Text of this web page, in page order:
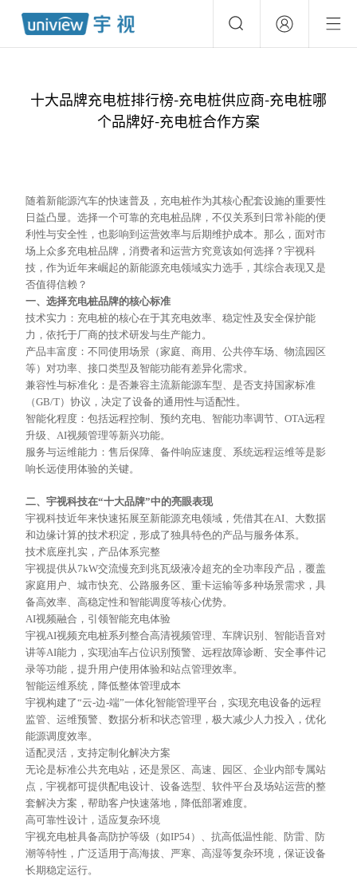
十大品牌充电桩排行榜-充电桩供应商-充电桩哪
个品牌好-充电桩合作方案
随着新能源汽车的快速普及，充电桩作为其核心配套设施的重要性
日益凸显。选择一个可靠的充电桩品牌，不仅关系到日常补能的便
利性与安全性，也影响到运营效率与后期维护成本。那么，面对市
场上众多充电桩品牌，消费者和运营方究竟该如何选择？宇视科
技，作为近年来崛起的新能源充电领域实力选手，其综合表现又是
否值得信赖？
一、选择充电桩品牌的核心标准
技术实力：充电桩的核心在于其充电效率、稳定性及安全保护能
力，依托于厂商的技术研发与生产能力。
产品丰富度：不同使用场景（家庭、商用、公共停车场、物流园区
等）对功率、接口类型及智能功能有差异化需求。
兼容性与标准化：是否兼容主流新能源车型、是否支持国家标准
（GB/T）协议，决定了设备的通用性与适配性。
智能化程度：包括远程控制、预约充电、智能功率调节、OTA远程
升级、AI视频管理等新兴功能。
服务与运维能力：售后保障、备件响应速度、系统远程运维等是影
响长远使用体验的关键。
二、宇视科技在“十大品牌”中的亮眼表现
宇视科技近年来快速拓展至新能源充电领域，凭借其在AI、大数据
和边缘计算的技术积淀，形成了独具特色的产品与服务体系。
技术底座扎实，产品体系完整
宇视提供从7kW交流慢充到兆瓦级液冷超充的全功率段产品，覆盖
家庭用户、城市快充、公路服务区、重卡运输等多种场景需求，具
备高效率、高稳定性和智能调度等核心优势。
AI视频融合，引领智能充电体验
宇视AI视频充电桩系列整合高清视频管理、车牌识别、智能语音对
讲等AI能力，实现油车占位识别预警、远程故障诊断、安全事件记
录等功能，提升用户使用体验和站点管理效率。
智能运维系统，降低整体管理成本
宇视构建了“云-边-端”一体化智能管理平台，实现充电设备的远程
监管、运维预警、数据分析和状态管理，极大减少人力投入，优化
能源调度效率。
适配灵活，支持定制化解决方案
无论是标准公共充电站，还是景区、高速、园区、企业内部专属站
点，宇视都可提供配电设计、设备选型、软件平台及场站运营的整
套解决方案，帮助客户快速落地，降低部署难度。
高可靠性设计，适应复杂环境
宇视充电桩具备高防护等级（如IP54）、抗高低温性能、防雷、防
潮等特性，广泛适用于高海拔、严寒、高湿等复杂环境，保证设备
长期稳定运行。